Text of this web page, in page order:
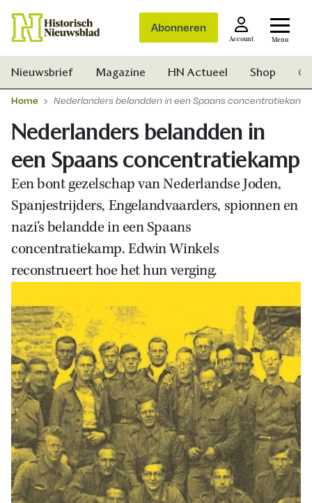
Abonneren
Account Menu
Nieuwsbrief Magazine HN Actueel Shop
Home Nederlanders belandden in een Spaans concentratiekamp
Nederlanders belandden in
een Spaans concentratiekamp
Een bont gezelschap van Nederlandse Joden,
Spanjestrijders, Engelandvaarders, spionnen en
nazi’s belandde in een Spaans
concentratiekamp. Edwin Winkels
reconstrueert hoe het hun verging.